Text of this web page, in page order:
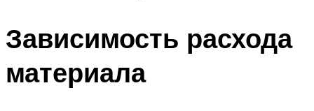
Зависимость расхода
материала